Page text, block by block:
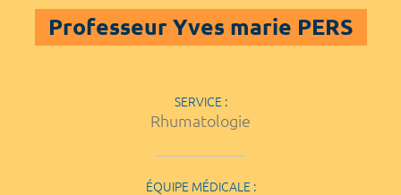
Professeur Yves marie PERS
SERVICE :
Rhumatologie
ÉQUIPE MÉDICALE :